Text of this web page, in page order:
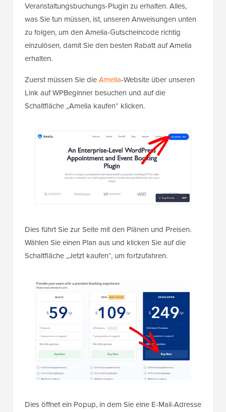
Veranstaltungsbuchungs-Plugin zu erhalten. Alles,
was Sie tun müssen, ist, unseren Anweisungen unten
zu folgen, um den Amelia-Gutscheincode richtig
einzulösen, damit Sie den besten Rabatt auf Amelia
erhalten.
Zuerst müssen Sie dieAmelia-Website über unseren
Link auf WPBeginner besuchen und auf die
Schaltfläche „Amelia kaufen“ klicken.
Dies führt Sie zur Seite mit den Plänen und Preisen.
Wählen Sie einen Plan aus und klicken Sie auf die
Schaltfläche „Jetzt kaufen“, um fortzufahren.
Dies öffnet ein Popup, in dem Sie eine E-Mail-Adresse